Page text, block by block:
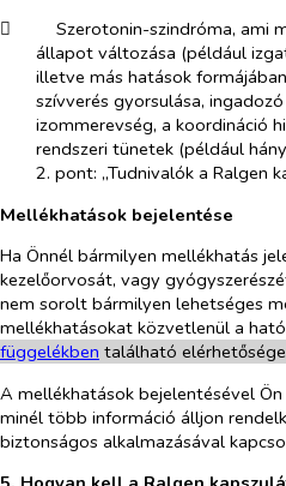
​
Szerotonin-szindróma, ami
állapot változása (például
illetve más hatások
szívverés gyorsulása,
izommerevség, a koordináció
rendszeri tünetek (például
2. pont: „Tudnivalók a Ralgen
Mellékhatások bejelentése
Ha Önnél bármilyen mellékhatás
kezelőorvosát, vagy
nem sorolt bármilyen lehetséges
mellékhatásokat közvetlenül a
függelékben található
A mellékhatások bejelentésével
minél több információ álljon
biztonságos alkalmazásával